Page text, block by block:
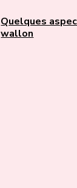
Quelques
wallon